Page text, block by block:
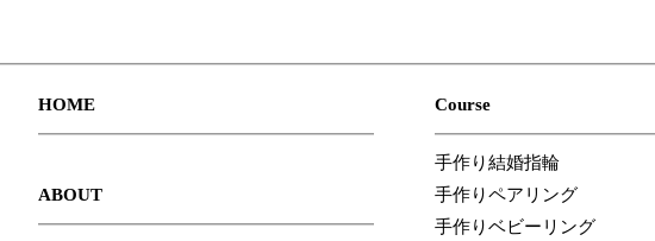
HOME
ABOUT
Course
手作り結婚指輪
手作りペアリング
手作りベビーリング